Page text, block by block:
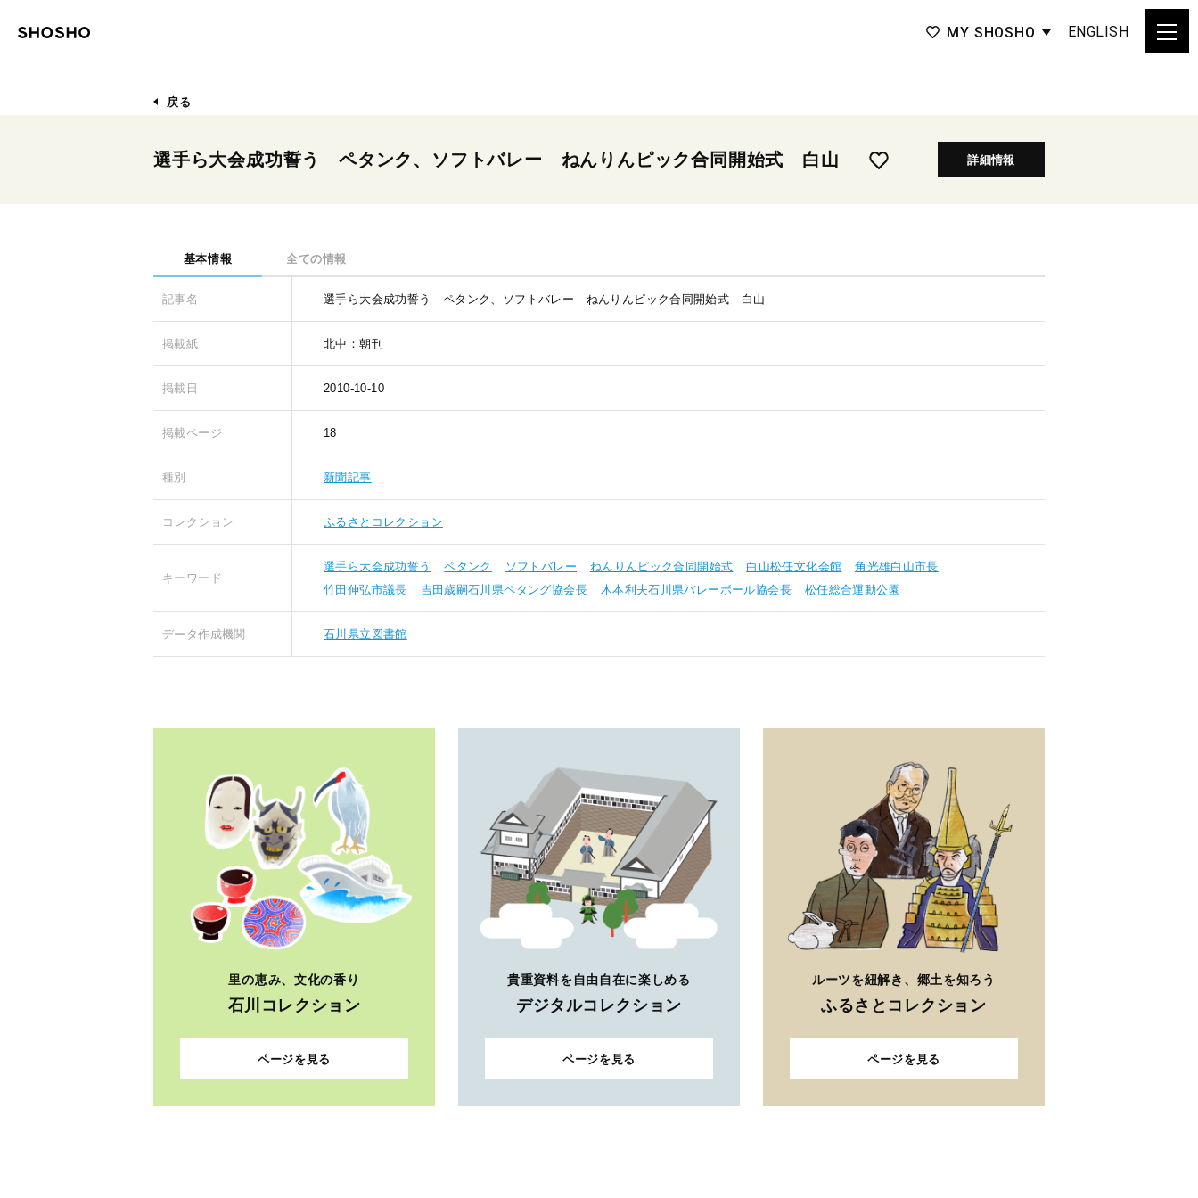
MY SHOSHO ENGLISH
戻る
選手ら大会成功誓う ペタンク、ソフトバレー ねんりんピック合同開始式 白山 詳細情報
基本情報 全ての情報
記事名 選手ら大会成功誓う ペタンク、ソフトバレー ねんりんピック合同開始式 白山
掲載紙 北中：朝刊
掲載日 2010-10-10
掲載ページ 18
種別 新聞記事
コレクション ふるさとコレクション
キーワード
選手ら大会成功誓う ペタンク ソフトバレー ねんりんピック合同開始式 白山松任文化会館
角光雄白山市長
竹田伸弘市議長
吉田歳嗣石川県ペタング協会長 木本利夫石川県バレーボール協会長 松任総合運動公園
データ作成機関 石川県立図書館
里の恵み、文化の香り
石川コレクション
ページを見る
貴重資料を自由自在に楽しめる
デジタルコレクション
ページを見る
ルーツを紐解き、郷土を知ろう
ふるさとコレクション
ページを見る